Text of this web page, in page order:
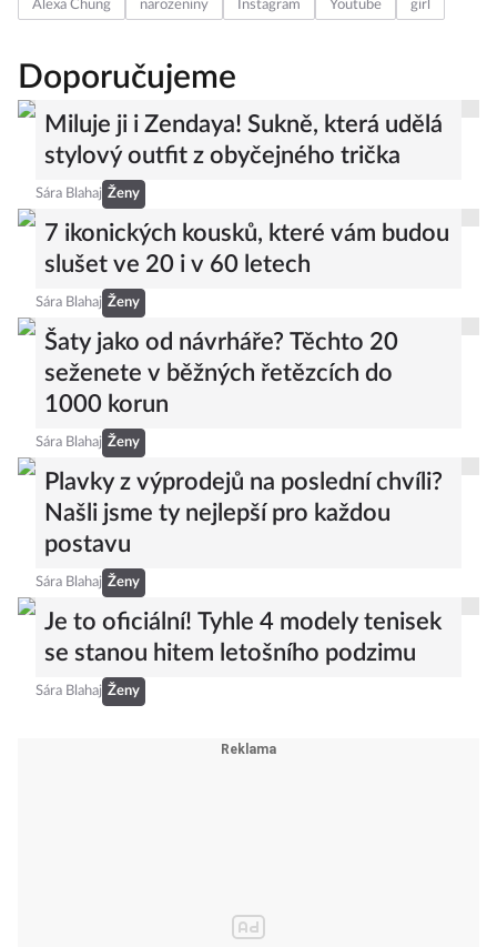
Alexa Chung
narozeniny Instagram Youtube girl
Doporučujeme
Miluje ji i Zendaya! Sukně, která udělá
stylový outfit z obyčejného trička
Sára Blahaj Ženy
7 ikonických kousků, které vám budou
slušet ve 20 i v 60 letech
Sára Blahaj Ženy
Šaty jako od návrháře? Těchto 20
seženete v běžných řetězcích do
1000 korun
Sára Blahaj Ženy
Plavky z výprodejů na poslední chvíli?
Našli jsme ty nejlepší pro každou
postavu
Sára Blahaj Ženy
Je to oficiální! Tyhle 4 modely tenisek
se stanou hitem letošního podzimu
Sára Blahaj Ženy